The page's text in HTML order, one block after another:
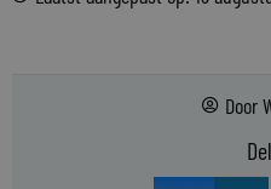
Door